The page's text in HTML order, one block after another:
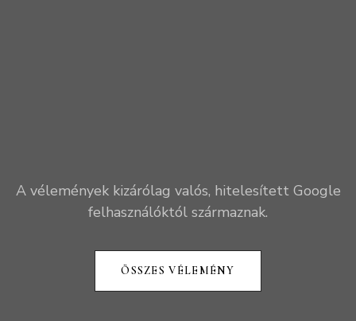
A vélemények kizárólag valós, hitelesített Google
felhasználóktól származnak.
ÖSSZES VÉLEMÉNY